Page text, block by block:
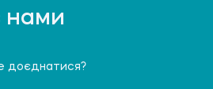
нами
доєднатися?